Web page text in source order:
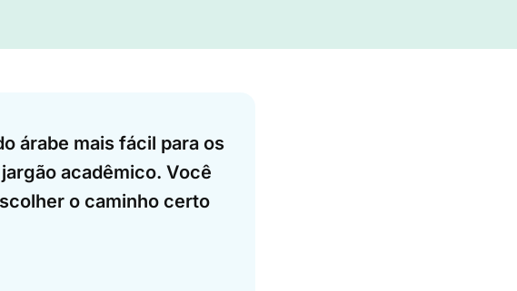
árabe mais fácil para os
acadêmico. Você
o caminho certo